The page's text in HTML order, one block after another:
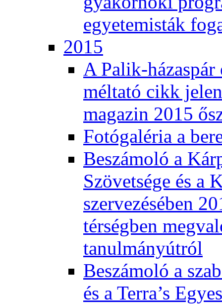
egyetemisták
2015
A Palik-
méltató cikk
magazin 2015
Fotógaléria a
Beszámoló a
Szövetsége és a
szervezésében
térségben
tanulmányútról
Beszámoló a
és a Terra’s